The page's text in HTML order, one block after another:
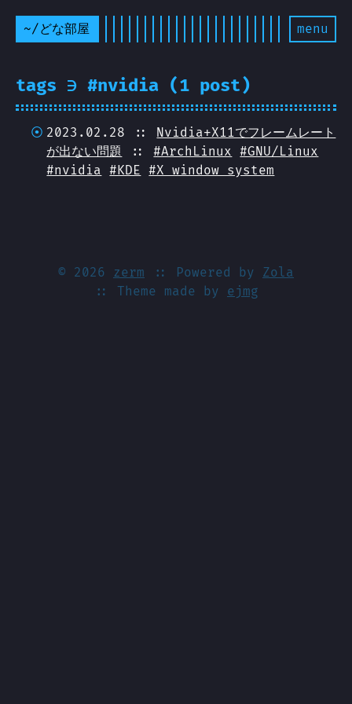
~/どな部屋 menu
tags ∋ #nvidia (1 post)
2023.02.28 :: Nvidia+X11でフレームレート
が出ない問題 ::#ArchLinux #GNU/Linux
#nvidia #KDE #X window system
© 2026 zerm :: Powered by Zola
:: Theme made by ejmg